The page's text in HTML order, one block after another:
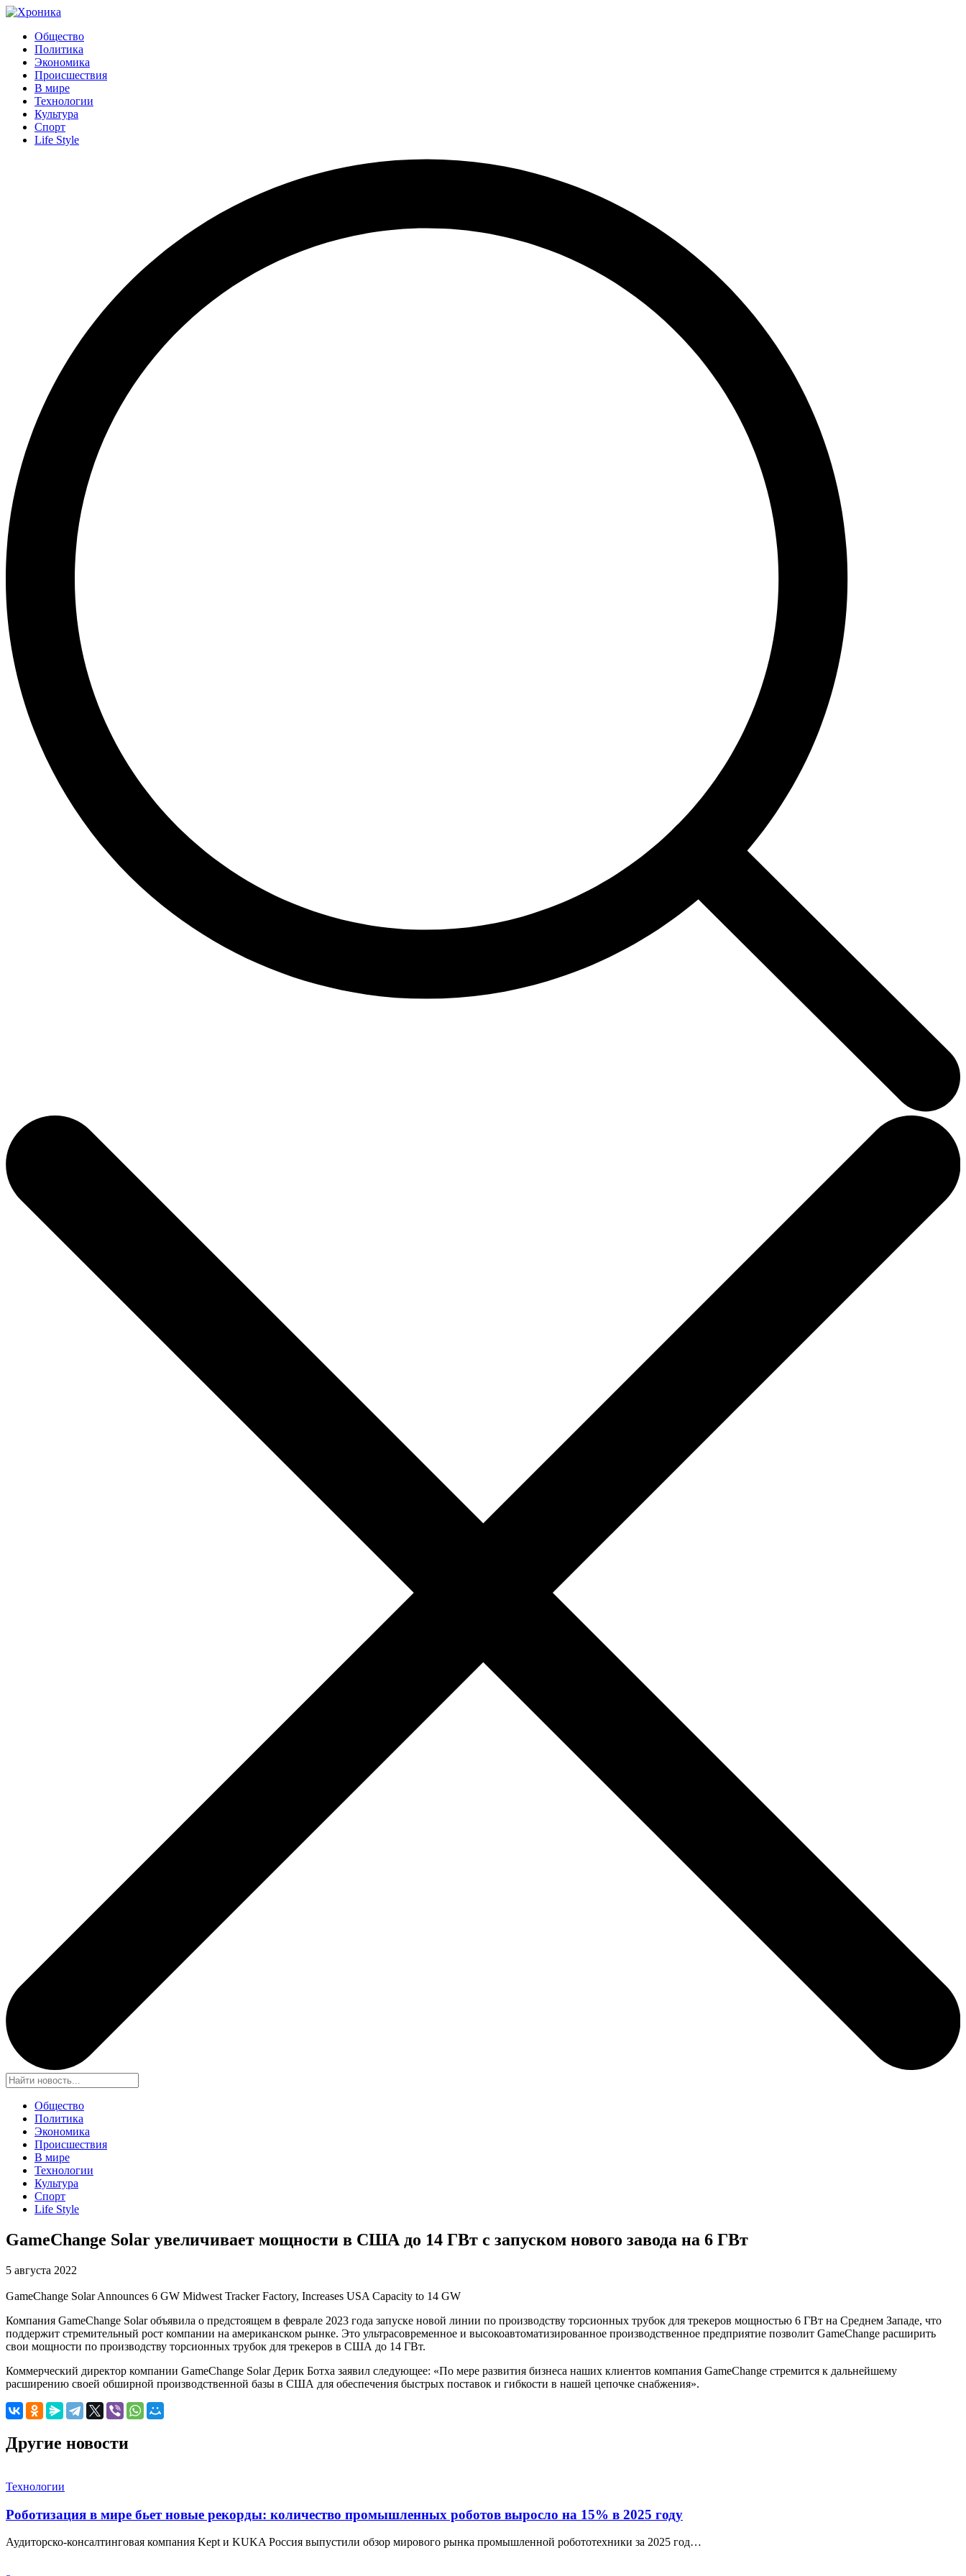
Общество
Политика
Экономика
Происшествия
В мире
Технологии
Культура
Спорт
Life Style
Общество
Политика
Экономика
Происшествия
В мире
Технологии
Культура
Спорт
Life Style
GameChange Solar увеличивает мощности в США до 14 ГВт с запуском нового завода на 6 ГВт
5 августа 2022
GameChange Solar Announces 6 GW Midwest Tracker Factory, Increases USA Capacity to 14 GW
Компания GameChange Solar объявила о предстоящем в феврале 2023 года запуске новой линии по производству торсионных трубок для трекеров мощностью 6 ГВт на Среднем Западе, что
поддержит стремительный рост компании на американском рынке. Это ультрасовременное и высокоавтоматизированное производственное предприятие позволит GameChange расширить
свои мощности по производству торсионных трубок для трекеров в США до 14 ГВт.
Коммерческий директор компании GameChange Solar Дерик Ботха заявил следующее: «По мере развития бизнеса наших клиентов компания GameChange стремится к дальнейшему
расширению своей обширной производственной базы в США для обеспечения быстрых поставок и гибкости в нашей цепочке снабжения».
Другие новости
Технологии
Роботизация в мире бьет новые рекорды: количество промышленных роботов выросло на 15% в 2025 году
Аудиторско-консалтинговая компания Kept и KUKA Россия выпустили обзор мирового рынка промышленной робототехники за 2025 год…